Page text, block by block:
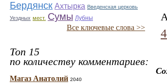
Бердянск Ахтырка Введенская церковь
Уездных мест. Сумы Лубны
Все ключевые слова >>
Топ 15
по количеству комментариев:
Магаз Анатолий 2040
4